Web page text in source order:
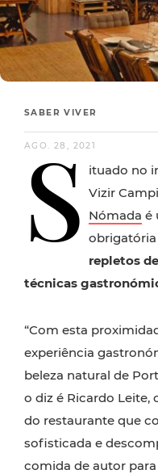
SABER VIVER
AGO. 28, 2021
S ituado no
Vizir
Nómada é
repletos
técnicas
“Com esta
experiência
beleza natural de
o diz é Ricardo Leite,
do restaurante que
sofisticada e
comida de autor